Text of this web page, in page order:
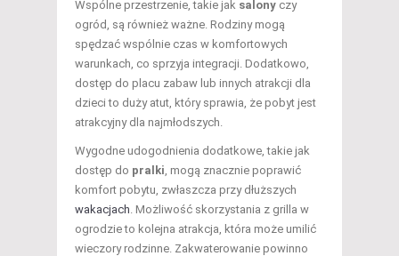
Wspólne przestrzenie, takie jak salony czy
ogród, są również ważne. Rodziny mogą
spędzać wspólnie czas w komfortowych
warunkach, co sprzyja integracji. Dodatkowo,
dostęp do placu zabaw lub innych atrakcji dla
dzieci to duży atut, który sprawia, że pobyt jest
atrakcyjny dla najmłodszych.
Wygodne udogodnienia dodatkowe, takie jak
dostęp do pralki , mogą znacznie poprawić
komfort pobytu, zwłaszcza przy dłuższych
wakacjach . Możliwość skorzystania z grilla w
ogrodzie to kolejna atrakcja, która może umilić
wieczory rodzinne. Zakwaterowanie powinno